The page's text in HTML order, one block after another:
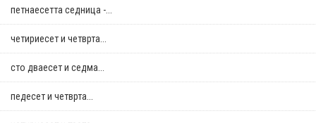
петнаесетта седница -...
четириесет и четврта...
сто дваесет и седма...
педесет и четврта...